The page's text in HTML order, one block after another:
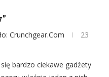
Crunchgear.Com
23
bardzo ciekawe gadżety